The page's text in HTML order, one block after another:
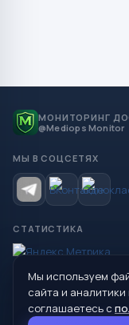
МОНИТОРИНГ
@Mediops Monitor
МЫ В СОЦСЕТЯХ
СТАТИСТИКА
© 2026
Сухой Лог
Мы используем
сайта и
соглашаетесь с